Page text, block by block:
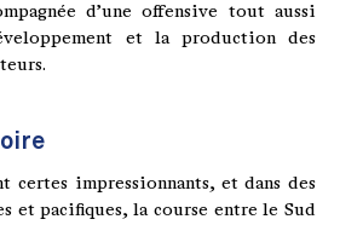
d’une offensive tout aussi
et la production des
certes impressionnants, et dans des
et pacifiques, la course entre le Sud